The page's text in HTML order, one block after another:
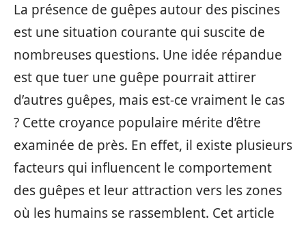
La présence de guêpes autour des piscines
est une situation courante qui suscite de
nombreuses questions. Une idée répandue
est que tuer une guêpe pourrait attirer
d’autres guêpes, mais est-ce vraiment le cas
? Cette croyance populaire mérite d’être
examinée de près. En effet, il existe plusieurs
facteurs qui influencent le comportement
des guêpes et leur attraction vers les zones
où les humains se rassemblent. Cet article